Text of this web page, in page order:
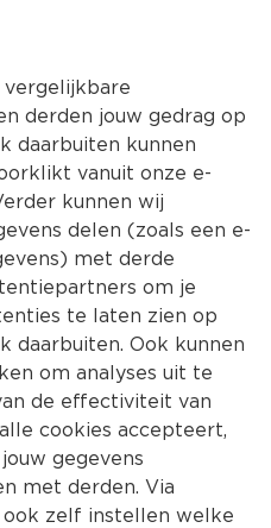
Kies jouw
Producten
derden jouw gedrag op
daarbuiten kunnen
vanuit onze e-
kunnen wij
delen (zoals een e-
met derde
om je
te laten zien op
daarbuiten. Ook kunnen
om analyses uit te
de effectiviteit van
cookies accepteert,
gegevens
met derden. Via
ook zelf instellen welke